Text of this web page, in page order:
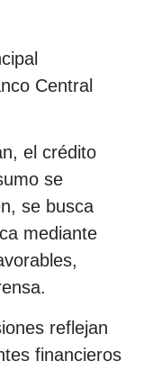
Central
el crédito
se
se busca
mediante
reflejan
financieros